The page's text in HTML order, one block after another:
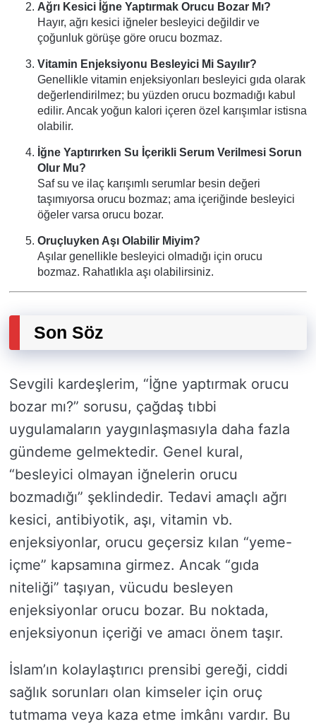
Ağrı Kesici İğne Yaptırmak Orucu Bozar Mı?
Hayır, ağrı kesici iğneler besleyici değildir ve
çoğunluk görüşe göre orucu bozmaz.
Vitamin Enjeksiyonu Besleyici Mi Sayılır?
Genellikle vitamin enjeksiyonları besleyici gıda olarak
değerlendirilmez; bu yüzden orucu bozmadığı kabul
edilir. Ancak yoğun kalori içeren özel karışımlar istisna
olabilir.
İğne Yaptırırken Su İçerikli Serum Verilmesi Sorun
Olur Mu?
Saf su ve ilaç karışımlı serumlar besin değeri
taşımıyorsa orucu bozmaz; ama içeriğinde besleyici
öğeler varsa orucu bozar.
Oruçluyken Aşı Olabilir Miyim?
Aşılar genellikle besleyici olmadığı için orucu
bozmaz. Rahatlıkla aşı olabilirsiniz.
Son Söz
Sevgili kardeşlerim, “İğne yaptırmak orucu
bozar mı?” sorusu, çağdaş tıbbi
uygulamaların yaygınlaşmasıyla daha fazla
gündeme gelmektedir. Genel kural,
“besleyici olmayan iğnelerin orucu
bozmadığı” şeklindedir. Tedavi amaçlı ağrı
kesici, antibiyotik, aşı, vitamin vb.
enjeksiyonlar, orucu geçersiz kılan “yeme-
içme” kapsamına girmez. Ancak “gıda
niteliği” taşıyan, vücudu besleyen
enjeksiyonlar orucu bozar. Bu noktada,
enjeksiyonun içeriği ve amacı önem taşır.
İslam’ın kolaylaştırıcı prensibi gereği, ciddi
sağlık sorunları olan kimseler için oruç
tutmama veya kaza etme imkânı vardır. Bu